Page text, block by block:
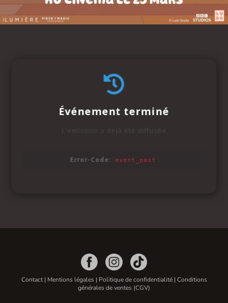
Contact| Mentions légales| Politique de confidentialité| Conditions
générales de ventes (CGV)